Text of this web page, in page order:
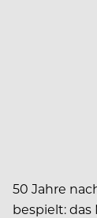
50 Jahre
bespielt: